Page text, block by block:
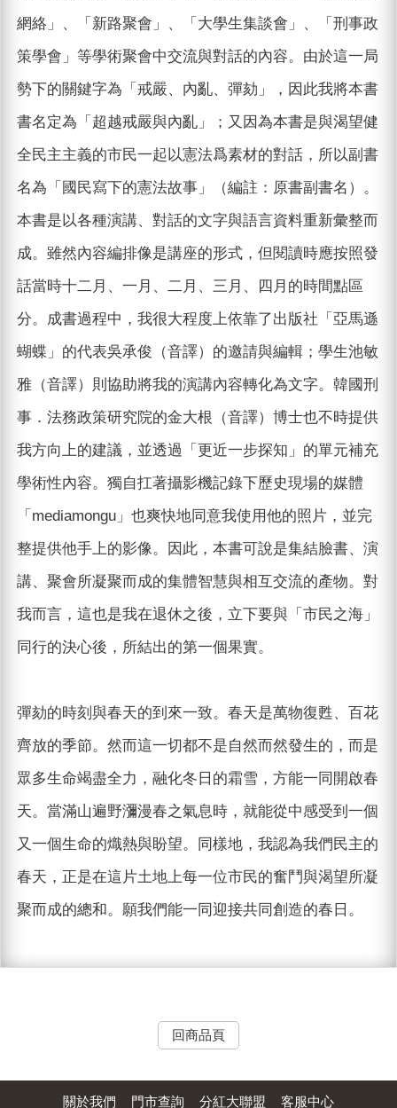
網絡」、「新路聚會」、「大學生集談會」、「刑事政
策學會」等學術聚會中交流與對話的內容。由於這一局
勢下的關鍵字為「戒嚴、內亂、彈劾」，因此我將本書
書名定為「超越戒嚴與內亂」；又因為本書是與渴望健
全民主主義的市民一起以憲法爲素材的對話，所以副書
名為「國民寫下的憲法故事」（編註：原書副書名）。
本書是以各種演講、對話的文字與語言資料重新彙整而
成。雖然內容編排像是講座的形式，但閱讀時應按照發
話當時十二月、一月、二月、三月、四月的時間點區
分。成書過程中，我很大程度上依靠了出版社「亞馬遜
蝴蝶」的代表吳承俊（音譯）的邀請與編輯；學生池敏
雅（音譯）則協助將我的演講內容轉化為文字。韓國刑
事．法務政策研究院的金大根（音譯）博士也不時提供
我方向上的建議，並透過「更近一步探知」的單元補充
學術性內容。獨自扛著攝影機記錄下歷史現場的媒體
「mediamongu」也爽快地同意我使用他的照片，並完
整提供他手上的影像。因此，本書可說是集結臉書、演
講、聚會所凝聚而成的集體智慧與相互交流的產物。對
我而言，這也是我在退休之後，立下要與「市民之海」
同行的決心後，所結出的第一個果實。
彈劾的時刻與春天的到來一致。春天是萬物復甦、百花
齊放的季節。然而這一切都不是自然而然發生的，而是
眾多生命竭盡全力，融化冬日的霜雪，方能一同開啟春
天。當滿山遍野瀰漫春之氣息時，就能從中感受到一個
又一個生命的熾熱與盼望。同樣地，我認為我們民主的
春天，正是在這片土地上每一位市民的奮鬥與渴望所凝
聚而成的總和。願我們能一同迎接共同創造的春日。
回商品頁
關於我們 門市查詢 分紅大聯盟 客服中心